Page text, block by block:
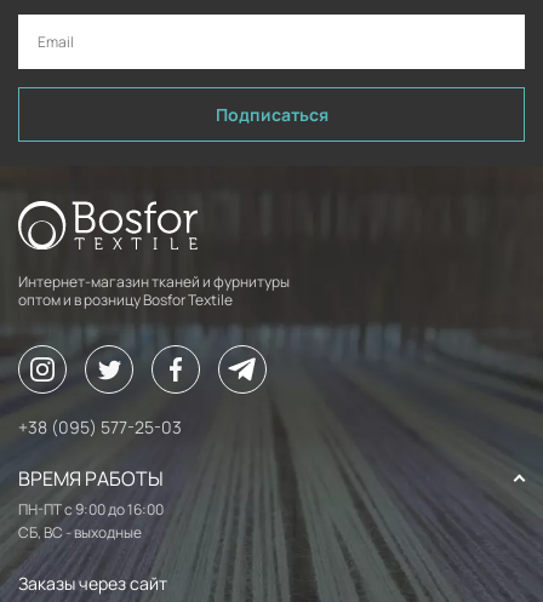
Подписаться
Интернет-магазин тканей и фурнитуры
оптом и в розницу Bosfor Textile
+38 (095) 577-25-03
ВРЕМЯ РАБОТЫ
ПН-ПТ с 9:00 до 16:00
СБ, ВС - выходные
Заказы через сайт